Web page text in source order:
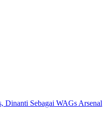
Dinanti Sebagai WAGs Arsenal